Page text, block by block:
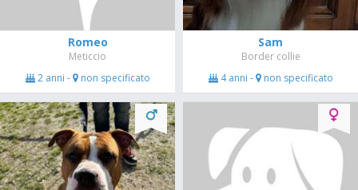
Romeo
Meticcio
2 anni - non specificato
Sam
Border collie
4 anni - non specificato